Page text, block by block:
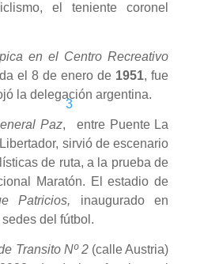
el teniente coronel
en el Centro Recreativo
el 8 de enero de 1951, fue
la delegación argentina.
Paz,
3
entre Puente La
sirvió de escenario
de ruta, a la prueba de
Maratón. El estadio de
Patricios, inaugurado en
del fútbol.
Transito Nº 2(calle Austria)